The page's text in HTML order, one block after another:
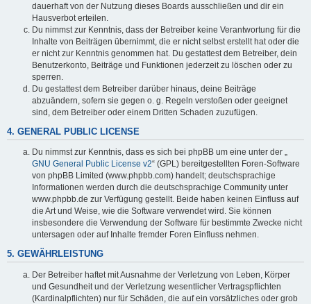
dauerhaft von der Nutzung dieses Boards ausschließen und dir ein
Hausverbot erteilen.
Du nimmst zur Kenntnis, dass der Betreiber keine Verantwortung für die
Inhalte von Beiträgen übernimmt, die er nicht selbst erstellt hat oder die
er nicht zur Kenntnis genommen hat. Du gestattest dem Betreiber, dein
Benutzerkonto, Beiträge und Funktionen jederzeit zu löschen oder zu
sperren.
Du gestattest dem Betreiber darüber hinaus, deine Beiträge
abzuändern, sofern sie gegen o. g. Regeln verstoßen oder geeignet
sind, dem Betreiber oder einem Dritten Schaden zuzufügen.
4. GENERAL PUBLIC LICENSE
Du nimmst zur Kenntnis, dass es sich bei phpBB um eine unter der „
GNU General Public License v2“ (GPL) bereitgestellten Foren-Software
von phpBB Limited (www.phpbb.com) handelt; deutschsprachige
Informationen werden durch die deutschsprachige Community unter
www.phpbb.de zur Verfügung gestellt. Beide haben keinen Einfluss auf
die Art und Weise, wie die Software verwendet wird. Sie können
insbesondere die Verwendung der Software für bestimmte Zwecke nicht
untersagen oder auf Inhalte fremder Foren Einfluss nehmen.
5. GEWÄHRLEISTUNG
Der Betreiber haftet mit Ausnahme der Verletzung von Leben, Körper
und Gesundheit und der Verletzung wesentlicher Vertragspflichten
(Kardinalpflichten) nur für Schäden, die auf ein vorsätzliches oder grob